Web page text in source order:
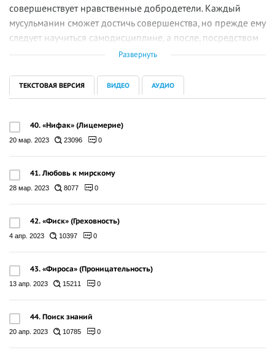
совершенствует нравственные добродетели. Каждый
мусульманин сможет достичь совершенства, но прежде ему
следует научиться самодисциплине, а после, посредством
обуздания похоти и низменных страстей своего эго,
Развернуть
ТЕКСТОВАЯ ВЕРСИЯ ВИДЕО АУДИО
40. «Нифак» (Лицемерие)
20 мар. 2023 23096 0
41. Любовь к мирскому
28 мар. 2023 8077 0
42. «Фиск» (Греховность)
4 апр. 2023 10397 0
43. «Фироса» (Проницательность)
13 апр. 2023 15211 0
44. Поиск знаний
20 апр. 2023 10785 0